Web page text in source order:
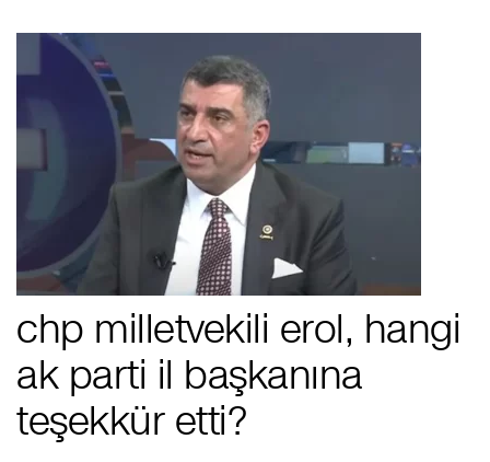
chp milletvekili erol, hangi
ak parti i̇l başkanına
teşekkür etti?